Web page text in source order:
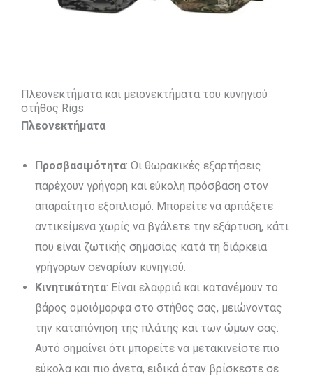
Πλεονεκτήματα και μειονεκτήματα του κυνηγιού
στήθος Rigs
Πλεονεκτήματα
Προσβασιμότητα: Οι θωρακικές εξαρτήσεις
παρέχουν γρήγορη και εύκολη πρόσβαση στον
απαραίτητο εξοπλισμό. Μπορείτε να αρπάξετε
αντικείμενα χωρίς να βγάλετε την εξάρτυση, κάτι
που είναι ζωτικής σημασίας κατά τη διάρκεια
γρήγορων σεναρίων κυνηγιού.
Κινητικότητα: Είναι ελαφριά και κατανέμουν το
βάρος ομοιόμορφα στο στήθος σας, μειώνοντας
την καταπόνηση της πλάτης και των ώμων σας.
Αυτό σημαίνει ότι μπορείτε να μετακινείστε πιο
εύκολα και πιο άνετα, ειδικά όταν βρίσκεστε σε